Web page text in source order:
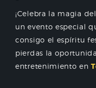
¡Celebra la magia
un evento especial
consigo el espíritu
pierdas la
entretenimiento en